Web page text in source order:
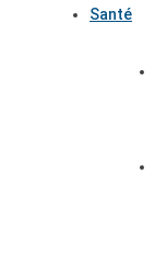
Santé